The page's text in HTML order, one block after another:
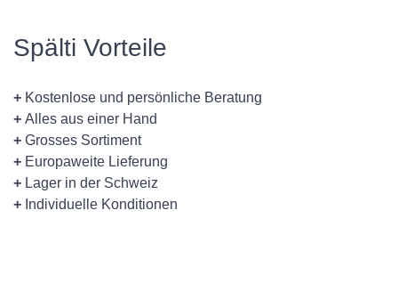
Spälti Vorteile
+ Kostenlose und persönliche Beratung
+ Alles aus einer Hand
+ Grosses Sortiment
+ Europaweite Lieferung
+ Lager in der Schweiz
+ Individuelle Konditionen